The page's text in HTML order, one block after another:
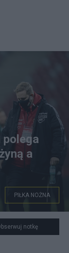
reprezentacji
przed
bm. Węgrzu
mistrzostw
polega
a
PIŁKA NOŻNA
notkę